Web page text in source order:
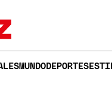
MUNDODEPORTES